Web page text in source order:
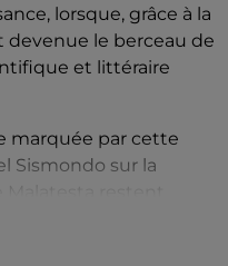
lorsque, grâce à la
devenue le berceau de
et littéraire
marquée par cette
Sismondo sur la
exemples de l'amour